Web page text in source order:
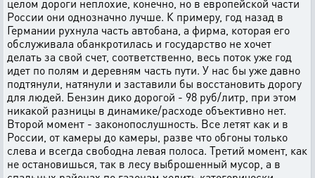
целом дороги неплохие, конечно, но в европейской части
России они однозначно лучше. К примеру, год назад в
Германии рухнула часть автобана, а фирма, которая его
обслуживала обанкротилась и государство не хочет
делать за свой счет, соответственно, весь поток уже год
идет по полям и деревням часть пути. У нас бы уже давно
подтянули, натянули и заставили бы восстановить дорогу
для людей. Бензин дико дорогой - 98 руб/литр, при этом
никакой разницы в динамике/расходе объективно нет.
Второй момент - законопослушность. Все летят как и в
России, от камеры до камеры, разве что обгоны только
слева и всегда свободна левая полоса. Третий момент, как
не остановишься, так в лесу выброшенный мусор, а в